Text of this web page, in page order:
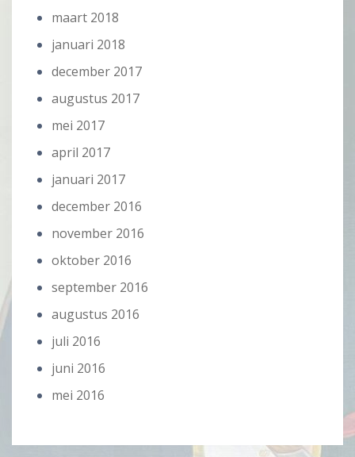
maart 2018
januari 2018
december 2017
augustus 2017
mei 2017
april 2017
januari 2017
december 2016
november 2016
oktober 2016
september 2016
augustus 2016
juli 2016
juni 2016
mei 2016